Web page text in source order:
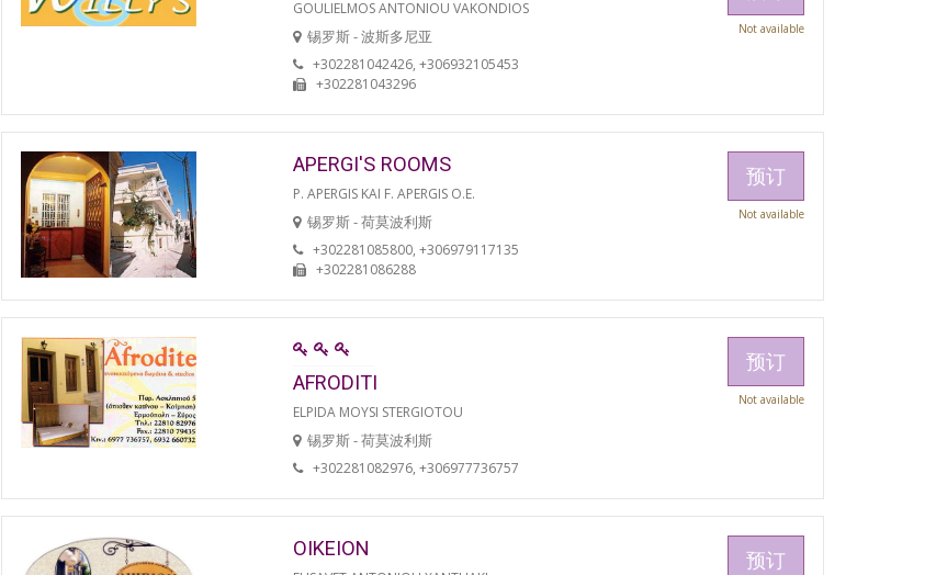
GOULIELMOS ANTONIOU VAKONDIOS
锡罗斯 - 波斯多尼亚
+302281042426, +306932105453
+302281043296
Not available
APERGI'S ROOMS
P. APERGIS KAI F. APERGIS O.E.
锡罗斯 - 荷莫波利斯
+302281085800, +306979117135
+302281086288
预订
Not available
AFRODITI
ELPIDA MOYSI STERGIOTOU
锡罗斯 - 荷莫波利斯
+302281082976, +306977736757
预订
Not available
OIKEION 预订